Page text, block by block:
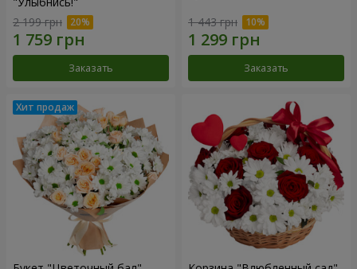
2 199 грн
Заказать
1 443 грн
Заказать